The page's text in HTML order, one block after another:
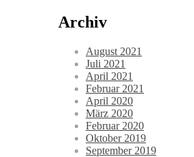
Archiv
August 2021
Juli 2021
April 2021
Februar 2021
April 2020
März 2020
Februar 2020
Oktober 2019
September 2019